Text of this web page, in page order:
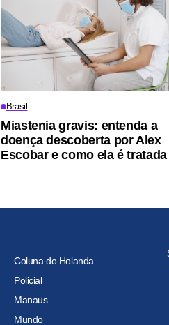
Brasil
Miastenia gravis: entenda a
doença descoberta por Alex
Escobar e como ela é tratada
Coluna do Holanda
Policial
Manaus
Mundo